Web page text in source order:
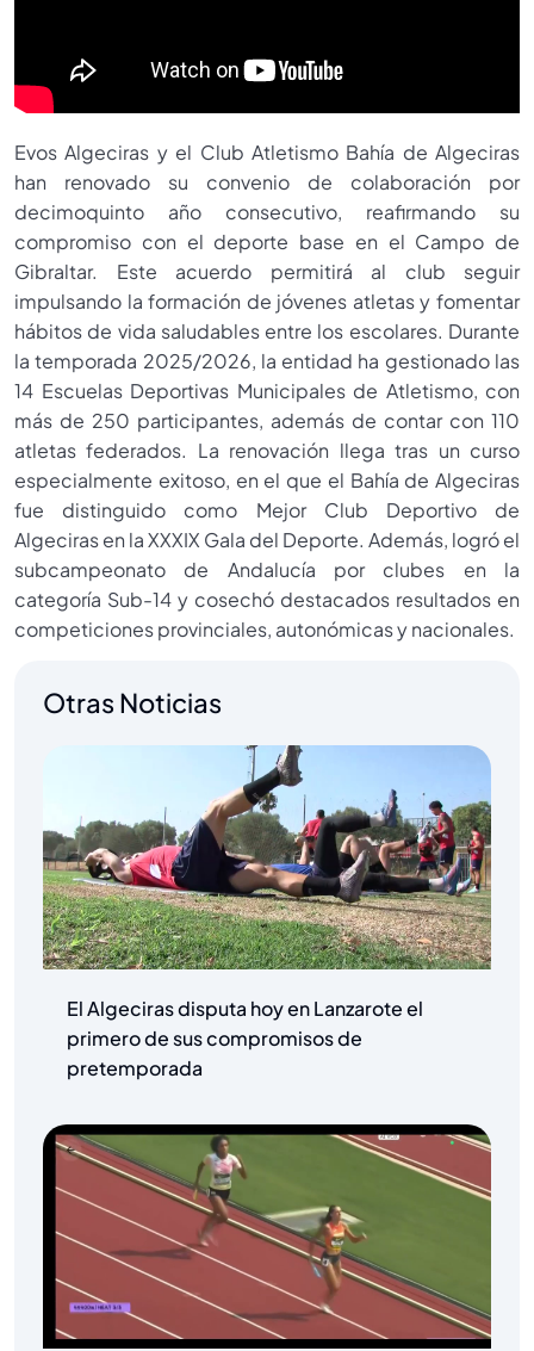
Evos Algeciras y el Club Atletismo Bahía de Algeciras
han renovado su convenio de colaboración por
decimoquinto año consecutivo, reafirmando su
compromiso con el deporte base en el Campo de
Gibraltar. Este acuerdo permitirá al club seguir
impulsando la formación de jóvenes atletas y fomentar
hábitos de vida saludables entre los escolares. Durante
la temporada 2025/2026, la entidad ha gestionado las
14 Escuelas Deportivas Municipales de Atletismo, con
más de 250 participantes, además de contar con 110
atletas federados. La renovación llega tras un curso
especialmente exitoso, en el que el Bahía de Algeciras
fue distinguido como Mejor Club Deportivo de
Algeciras en la XXXIX Gala del Deporte. Además, logró el
subcampeonato de Andalucía por clubes en la
categoría Sub-14 y cosechó destacados resultados en
competiciones provinciales, autonómicas y nacionales.
Otras Noticias
El Algeciras disputa hoy en Lanzarote el
primero de sus compromisos de
pretemporada